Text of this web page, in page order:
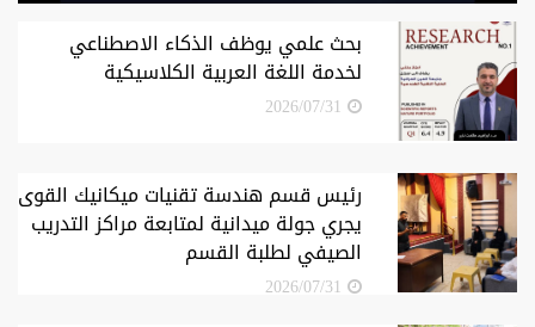
بحث علمي يوظف الذكاء الاصطناعي
لخدمة اللغة العربية الكلاسيكية
2026/07/31
رئيس قسم هندسة تقنيات ميكانيك القوى
يجري جولة ميدانية لمتابعة مراكز التدريب
الصيفي لطلبة القسم
2026/07/31